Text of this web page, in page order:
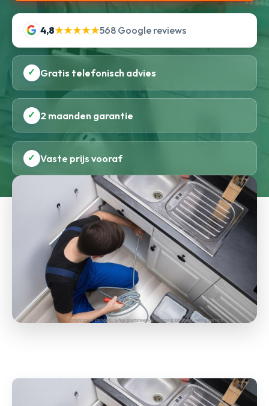
4,8★★★★★568 Google reviews
✓ Gratis telefonisch advies
✓ 2 maanden garantie
✓ Vaste prijs vooraf